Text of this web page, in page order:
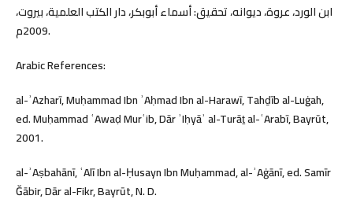
ابن الورد، عروة، ديوانه، تحقيق: أسماء أبوبكر، دار الكتب العلمية، بيروت،
2009م.
Arabic References:
al-ʾAzharī, Muḥammad Ibn ʾAḥmad Ibn al-Harawī, Tahḏīb al-Luġah,
ed. Muḥammad ʿAwaḍ Murʿib, Dār ʾIḥyāʾ al-Turāṯ al-ʿArabī, Bayrūt,
2001.
al-ʾAṣbahānī, ʿAlī Ibn al-Ḥusayn Ibn Muḥammad, al-ʾAġānī, ed. Samīr
Ğābir, Dār al-Fikr, Bayrūt, N. D.